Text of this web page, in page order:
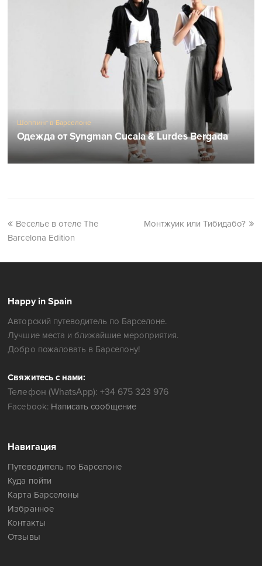
Шоппинг в Барселоне
Одежда от Syngman Cucala & Lurdes Bergada
Веселье в отеле The
Barcelona Edition
Монтжуик или Тибидабо?
Happy in Spain
Авторский путеводитель по Барселоне.
Лучшие места и ближайшие мероприятия.
Добро пожаловать в Барселону!
Свяжитесь с нами:
Телефон (WhatsApp): +34 675 323 976
Facebook: Написать сообщение
Навигация
Путеводитель по Барселоне
Куда пойти
Карта Барселоны
Избранное
Контакты
Отзывы